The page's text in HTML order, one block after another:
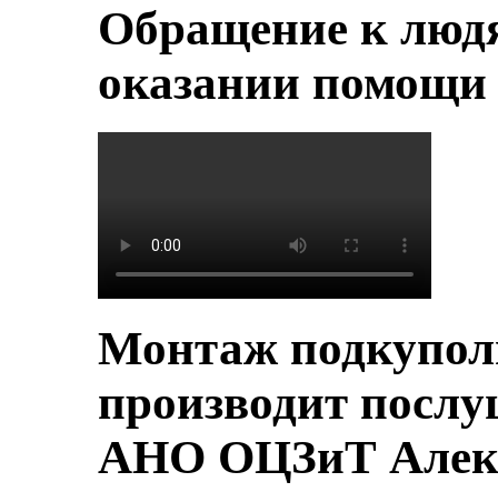
Обращение к
оказании помощи
Монтаж
производит
АНО ОЦЗиТ